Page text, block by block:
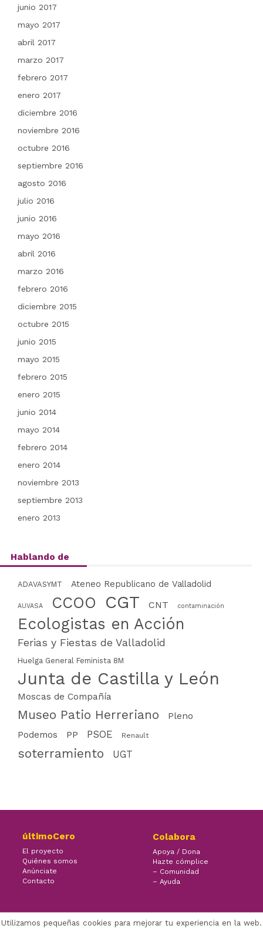
junio 2017
mayo 2017
abril 2017
marzo 2017
febrero 2017
enero 2017
diciembre 2016
noviembre 2016
octubre 2016
septiembre 2016
agosto 2016
julio 2016
junio 2016
mayo 2016
abril 2016
marzo 2016
febrero 2016
diciembre 2015
octubre 2015
junio 2015
mayo 2015
febrero 2015
enero 2015
junio 2014
mayo 2014
febrero 2014
enero 2014
noviembre 2013
septiembre 2013
enero 2013
Hablando de
ADAVASYMT Ateneo Republicano de Valladolid
AUVASA CCOO CGT CNT contaminación
Ecologistas en Acción
Ferias y Fiestas de Valladolid
Huelga General Feminista 8M
Junta de Castilla y León
Moscas de Compañía
Museo Patio Herreriano
Pleno
Podemos
PP PSOE Renault
soterramiento UGT
últimoCero
El proyecto
Quiénes somos
Anúnciate
Contacto
Colabora
Apoya / Dona
Hazte cómplice
– Comunidad
– Ayuda
Facebook Twitter Youtube
Utilizamos pequeñas cookies para mejorar tu experiencia en la web.